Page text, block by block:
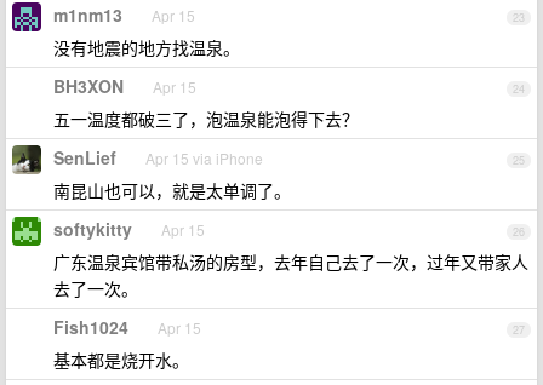
23
m1nm13 Apr 15
没有地震的地方找温泉。
24
BH3XON Apr 15
五一温度都破三了，泡温泉能泡得下去？
25
SenLief Apr 15 via iPhone
南昆山也可以，就是太单调了。
26
softykitty Apr 15
广东温泉宾馆带私汤的房型，去年自己去了一次，过年又带家人
去了一次。
27
Fish1024 Apr 15
基本都是烧开水。